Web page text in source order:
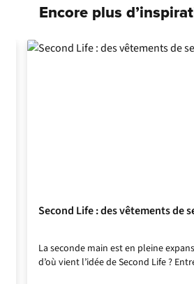
Encore plus
Second Life : des vêtements de
La seconde main est en pleine
d’où vient l’idée de Second Life ?